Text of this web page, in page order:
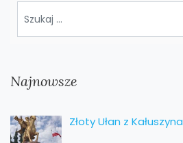
Najnowsze
Złoty Ułan z Kałuszyna